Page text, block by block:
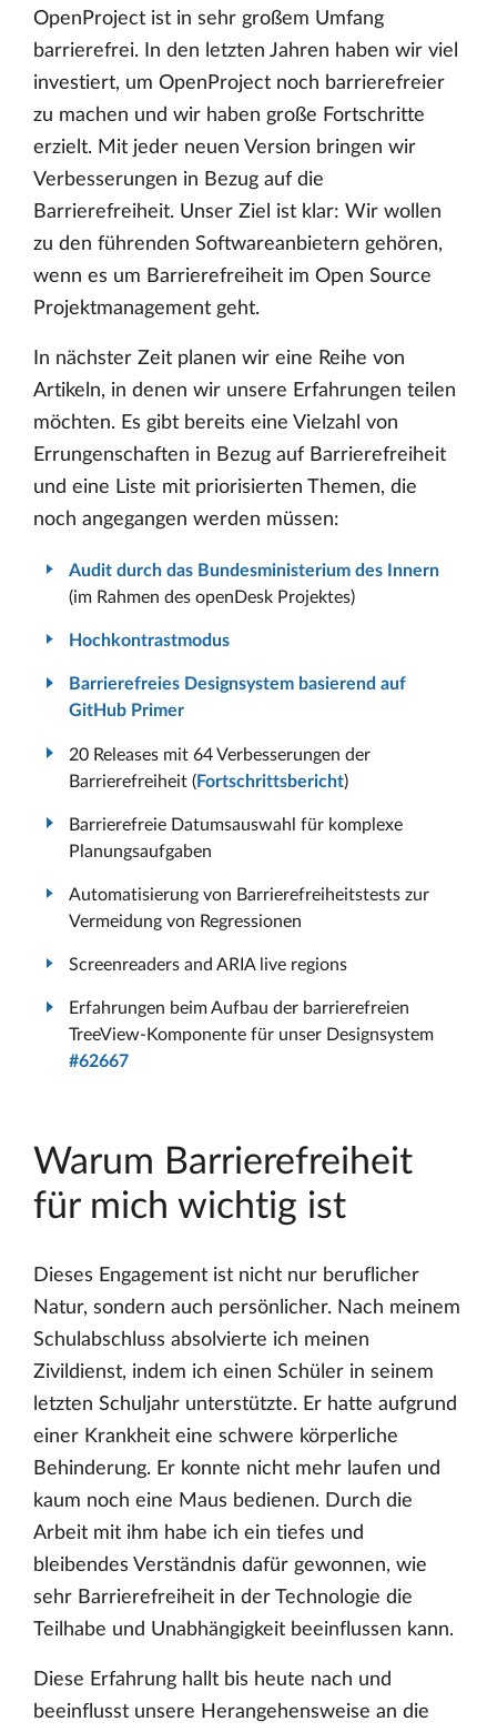
OpenProject ist in sehr großem Umfang
barrierefrei. In den letzten Jahren haben wir viel
investiert, um OpenProject noch barrierefreier
zu machen und wir haben große Fortschritte
erzielt. Mit jeder neuen Version bringen wir
Verbesserungen in Bezug auf die
Barrierefreiheit. Unser Ziel ist klar: Wir wollen
zu den führenden Softwareanbietern gehören,
wenn es um Barrierefreiheit im Open Source
Projektmanagement geht.
In nächster Zeit planen wir eine Reihe von
Artikeln, in denen wir unsere Erfahrungen teilen
möchten. Es gibt bereits eine Vielzahl von
Errungenschaften in Bezug auf Barrierefreiheit
und eine Liste mit priorisierten Themen, die
noch angegangen werden müssen:
Audit durch das Bundesministerium des Innern
(im Rahmen des openDesk Projektes)
Hochkontrastmodus
Barrierefreies Designsystem basierend auf
GitHub Primer
20 Releases mit 64 Verbesserungen der
Barrierefreiheit (Fortschrittsbericht)
Barrierefreie Datumsauswahl für komplexe
Planungsaufgaben
Automatisierung von Barrierefreiheitstests zur
Vermeidung von Regressionen
Screenreaders and ARIA live regions
Erfahrungen beim Aufbau der barrierefreien
TreeView-Komponente für unser Designsystem
#62667
Warum Barrierefreiheit
für mich wichtig ist
Dieses Engagement ist nicht nur beruflicher
Natur, sondern auch persönlicher. Nach meinem
Schulabschluss absolvierte ich meinen
Zivildienst, indem ich einen Schüler in seinem
letzten Schuljahr unterstützte. Er hatte aufgrund
einer Krankheit eine schwere körperliche
Behinderung. Er konnte nicht mehr laufen und
kaum noch eine Maus bedienen. Durch die
Arbeit mit ihm habe ich ein tiefes und
bleibendes Verständnis dafür gewonnen, wie
sehr Barrierefreiheit in der Technologie die
Teilhabe und Unabhängigkeit beeinflussen kann.
Diese Erfahrung hallt bis heute nach und
beeinflusst unsere Herangehensweise an die